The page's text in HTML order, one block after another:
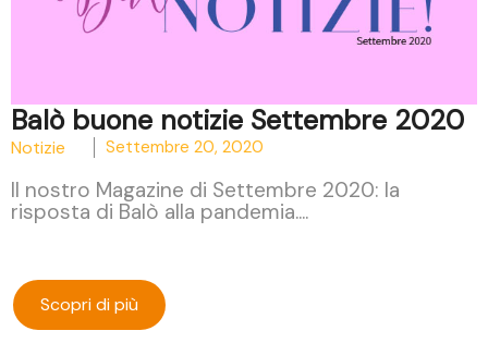
Balò buone notizie Settembre 2020
Notizie Settembre 20, 2020
Il nostro Magazine di Settembre 2020: la
risposta di Balò alla pandemia....
Scopri di più